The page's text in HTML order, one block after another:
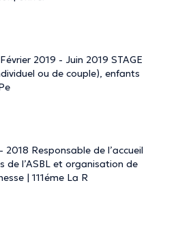
2019 - Juin 2019 STAGE
ou de couple), enfants
Responsable de l’accueil
de l’ASBL et organisation de
| 111éme La R